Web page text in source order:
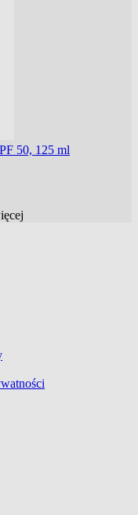
50, 125 ml